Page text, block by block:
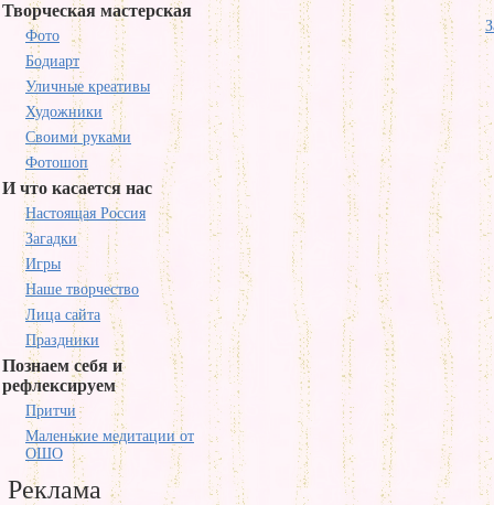
Творческая мастерская
Фото
Бодиарт
Уличные креативы
Художники
Своими руками
Фотошоп
И что касается нас
Настоящая Россия
Загадки
Игры
Наше творчество
Лица сайта
Праздники
Познаем себя и
рефлексируем
Притчи
Маленькие медитации от
ОШО
Реклама